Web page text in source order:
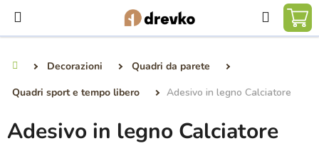
contenuto
Ricerca
Decorazioni
Quadri da parete
Quadri sport e tempo libero
Adesivo in legno Calciatore
Adesivo in legno Calciatore